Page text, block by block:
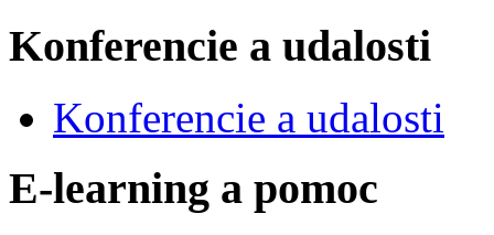
Konferencie a udalosti
Konferencie a udalosti
E-learning a pomoc